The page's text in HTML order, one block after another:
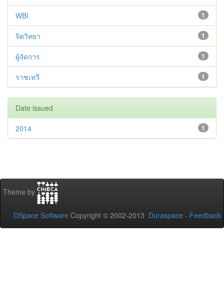
1
WBI
1
จิตวิทยา
1
ผู้จัดการ
1
ราชเทวี
Date issued
1
2014
Theme by
DSpace Software Copyright © 2002-2013 Duraspace - Feedback